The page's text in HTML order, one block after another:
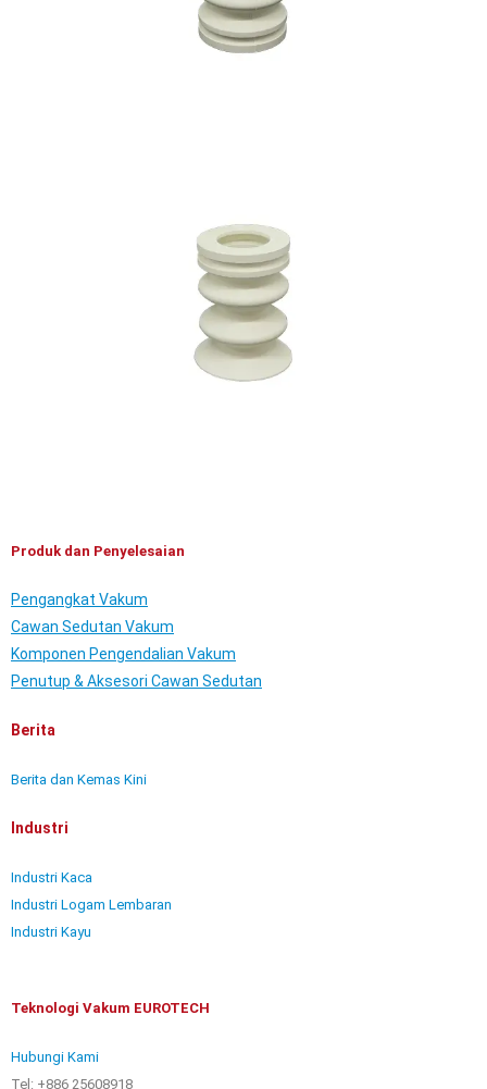
Produk dan Penyelesaian
Pengangkat Vakum
Cawan Sedutan Vakum
Komponen Pengendalian Vakum
Penutup & Aksesori Cawan Sedutan
Berita
Berita dan Kemas Kini
Industri
Industri Kaca
Industri Logam Lembaran
Industri Kayu
Teknologi Vakum EUROTECH
Hubungi Kami
Tel: +886 25608918